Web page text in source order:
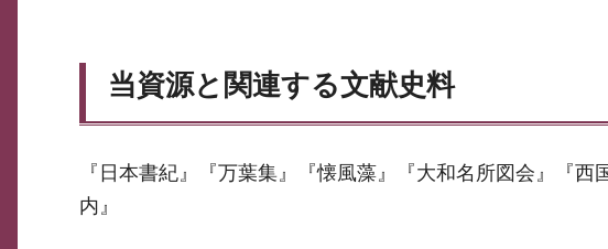
当資源と関連する文献史料
『日本書紀』『万葉集』『懐風藻』『大和名所図会』『
内』